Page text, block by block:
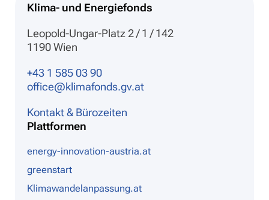
Klima- und Energiefonds
Leopold-Ungar-Platz 2 / 1 / 142
1190 Wien
+43 1 585 03 90
office@klimafonds.gv.at
Kontakt & Bürozeiten
Plattformen
energy-innovation-austria.at
greenstart
Klimawandelanpassung.at